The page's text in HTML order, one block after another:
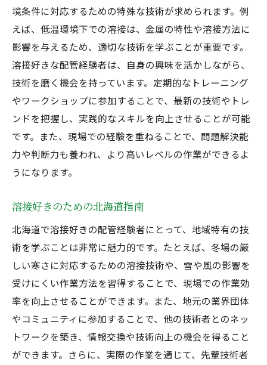
境条件に対応するための特殊な技術が求められます。例
えば、低温環境下での溶接は、金属の特性や溶接方法に
影響を与えるため、適切な技術を学ぶことが重要です。
溶接好きな配管経験者は、自身の興味を活かしながら、
技術を磨く機会を持っています。定期的なトレーニング
やワークショップに参加することで、最新の技術やトレ
ンドを把握し、実践的なスキルを向上させることが可能
です。また、現場での経験を重ねることで、問題解決能
力や判断力も養われ、より高いレベルの作業ができるよ
うになります。
溶接好きのための北海道指南
北海道で溶接好きの配管経験者にとって、地域特有の技
術を学ぶことは非常に魅力的です。たとえば、冬場の厳
しい寒さに対応するための溶接技術や、雪や風の影響を
受けにくい作業方法を習得することで、現場での作業効
率を向上させることができます。また、地元の業界団体
やコミュニティに参加することで、他の技術者とのネッ
トワークを築き、情報交換や技術向上の機会を得ること
ができます。さらに、実際の作業を通じて、先輩技術者